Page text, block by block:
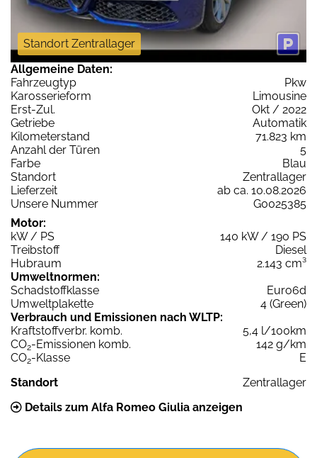
Standort Zentrallager
Allgemeine Daten:
Fahrzeugtyp
Pkw
Karosserieform
Limousine
Erst-Zul.
Okt / 2022
Getriebe
Automatik
Kilometerstand
71.823 km
Anzahl der Türen
5
Farbe
Blau
Standort
Zentrallager
Lieferzeit
ab ca. 10.08.2026
Unsere Nummer
G0025385
Motor:
kW / PS
140 kW / 190 PS
Treibstoff
Diesel
Hubraum
2.143 cm³
Umweltnormen:
Schadstoffklasse
Euro6d
Umweltplakette
4 (Green)
Verbrauch und Emissionen nach WLTP:
Kraftstoffverbr. komb.
5,4 l/100km
CO2-Emissionen komb.
142 g/km
CO2-Klasse
E
Standort
Zentrallager
Details zum Alfa Romeo Giulia anzeigen